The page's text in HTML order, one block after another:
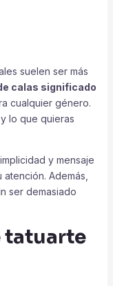
suelen ser más
calas significado
cualquier género.
lo que quieras
y mensaje
Además,
ser demasiado
tatuarte